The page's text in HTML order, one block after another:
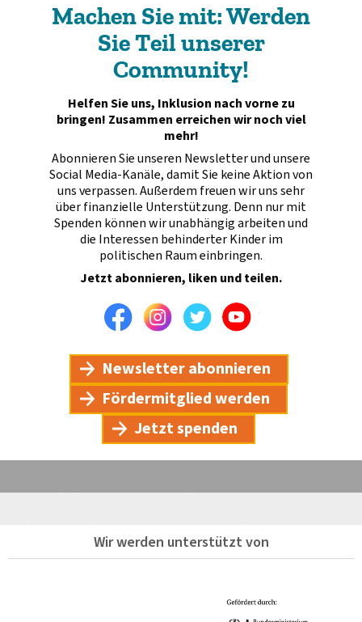
Machen Sie mit: Werden
Sie Teil unserer
Community!
Helfen Sie uns, Inklusion nach vorne zu
bringen! Zusammen erreichen wir noch viel
mehr!
Abonnieren Sie unseren Newsletter und unsere
Social Media-Kanäle, damit Sie keine Aktion von
uns verpassen. Außerdem freuen wir uns sehr
über finanzielle Unterstützung. Denn nur mit
Spenden können wir unabhängig arbeiten und
die Interessen behinderter Kinder im
politischen Raum einbringen.
Jetzt abonnieren, liken und teilen.
FacebookInstagramTwitterYoutube
Newsletter abonnieren
Fördermitglied werden
Jetzt spenden
Wir werden unterstützt von